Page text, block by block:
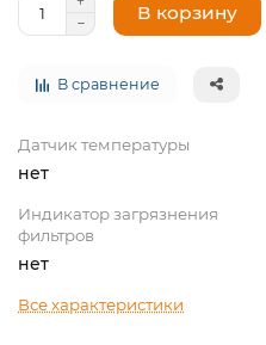
В корзину
В сравнение
Датчик температуры
нет
Индикатор загрязнения
фильтров
нет
Все характеристики